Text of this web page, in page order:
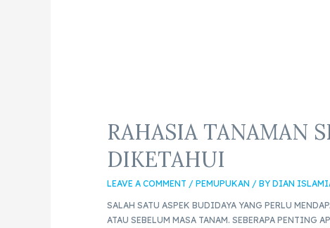
RAHASIA TANAMAN
DIKETAHUI
LEAVE A COMMENT /PEMUPUKAN / BYDIAN
SALAH SATU ASPEK BUDIDAYA YANG PERLU
ATAU SEBELUM MASA TANAM. SEBERAPA PENTING